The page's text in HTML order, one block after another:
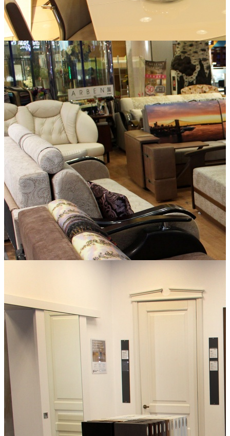
Лидер
Столы и стулья
ТУТ ДИВАНЫ
Розничная торговля мебелью: Дан Ко, Отис, Светлана,